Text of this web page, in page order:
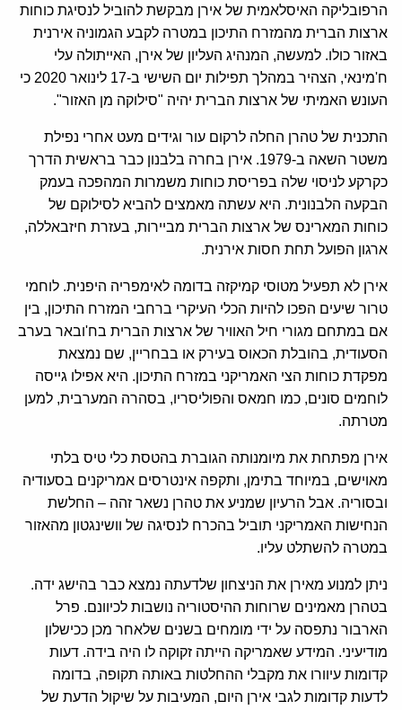
הרפובליקה האיסלאמית של אירן מבקשת להוביל לנסיגת כוחות
ארצות הברית מהמזרח התיכון במטרה לקבע הגמוניה אירנית
באזור כולו. למעשה, המנהיג העליון של אירן, האייתולה עלי
ח'מינאי, הצהיר במהלך תפילות יום השישי ב-17 לינואר 2020 כי
העונש האמיתי של ארצות הברית יהיה "סילוקה מן האזור".
התכנית של טהרן החלה לרקום עור וגידים מעט אחרי נפילת
משטר השאה ב-1979. אירן בחרה בלבנון כבר בראשית הדרך
כקרקע לניסוי שלה בפריסת כוחות משמרות המהפכה בעמק
הבקעה הלבנונית. היא עשתה מאמצים להביא לסילוקם של
כוחות המארינס של ארצות הברית מביירות, בעזרת חיזבאללה,
ארגון הפועל תחת חסות אירנית.
אירן לא תפעיל מטוסי קמיקזה בדומה לאימפריה היפנית. לוחמי
טרור שיעים הפכו להיות הכלי העיקרי ברחבי המזרח התיכון, בין
אם במתחם מגורי חיל האוויר של ארצות הברית בח'ובאר בערב
הסעודית, בהובלת הכאוס בעירק או בבחריין, שם נמצאת
מפקדת כוחות הצי האמריקני במזרח התיכון. היא אפילו גייסה
לוחמים סונים, כמו חמאס והפוליסריו, בסהרה המערבית, למען
מטרתה.
אירן מפתחת את מיומנותה הגוברת בהטסת כלי טיס בלתי
מאוישים, במיוחד בתימן, ותקפה אינטרסים אמריקנים בסעודיה
ובסוריה. אבל הרעיון שמניע את טהרן נשאר זהה – החלשת
הנחישות האמריקני תוביל בהכרח לנסיגה של וושינגטון מהאזור
במטרה להשתלט עליו.
ניתן למנוע מאירן את הניצחון שלדעתה נמצא כבר בהישג ידה.
בטהרן מאמינים שרוחות ההיסטוריה נושבות לכיוונם. פרל
הארבור נתפסה על ידי מומחים בשנים שלאחר מכן ככישלון
מודיעיני. המידע שאמריקה הייתה זקוקה לו היה בידה. דעות
קדומות עיוורו את מקבלי ההחלטות באותה תקופה, בדומה
לדעות קדומות לגבי אירן היום, המעיבות על שיקול הדעת של